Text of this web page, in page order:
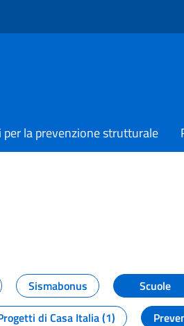
la prevenzione strutturale
Sismabonus Scuole
di Casa Italia (1)